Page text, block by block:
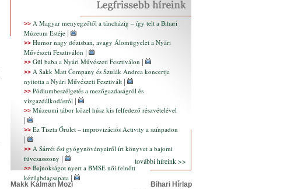
>> A Magyar menyegzőtől a táncházig – így telt a Bihari
Múzeum Estéje
>> Humor nagy dózisban, avagy Álomügyelet a Nyári
Művészeti Fesztiválon
>> Gül baba a Nyári Művészeti Fesztiválon
>> A Sakk Matt Company és Szulák Andrea koncertje
nyitotta a Nyári Művészeti Fesztivált
>> Pódiumbeszélgetés a mezőgazdaságról és
vízgazdálkodásról
>> Múzeumi tábor közel húsz kis felfedező részvételével
>> Ez Tiszta Őrület – improvizációs Activity a színpadon
>> A Sárrét ősi gyógynövényeiről írt könyvet a bajomi
füvesasszony
>> Bajnokságot nyert a BMSE női felnőtt
kézilabdacsapata
további híreink >>
Makk Kálmán Mozi
Bihari Hírlap